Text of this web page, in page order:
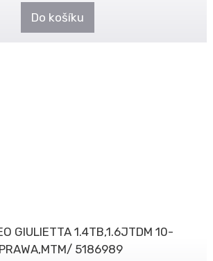
Do košíku
GIULIETTA 1.4TB,1.6JTDM 10-
5186989